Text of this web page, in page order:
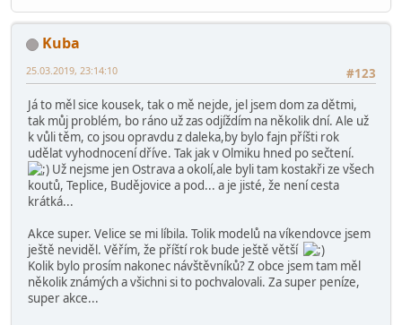
Kuba
#123
25.03.2019, 23:14:10
Já to měl sice kousek, tak o mě nejde, jel jsem dom za dětmi,
tak můj problém, bo ráno už zas odjíždím na několik dní. Ale už
k vůli těm, co jsou opravdu z daleka,by bylo fajn příšti rok
udělat vyhodnocení dříve. Tak jak v Olmiku hned po sečtení.
Už nejsme jen Ostrava a okolí,ale byli tam kostakři ze všech
koutů, Teplice, Budějovice a pod... a je jisté, že není cesta
krátká...
Akce super. Velice se mi líbila. Tolik modelů na víkendovce jsem
ještě neviděl. Věřím, že příští rok bude ještě větší
Kolik bylo prosím nakonec návštěvníků? Z obce jsem tam měl
několik známých a všichni si to pochvalovali. Za super peníze,
super akce...